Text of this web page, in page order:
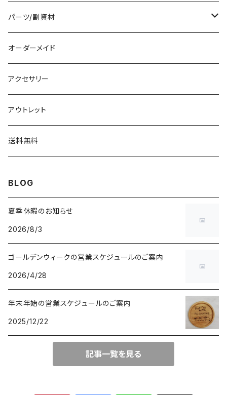
編み物パターン
パーツ/副資材
タグ
顔パーツ
ボタン
チャーム
オーダーメイド
アクセサリー
アウトレット
送料無料
BLOG
夏季休暇のお知らせ
2026/8/3
ゴールデンウィークの営業スケジュールのご案内
2026/4/28
年末年始の営業スケジュールのご案内
2025/12/22
記事一覧を見る